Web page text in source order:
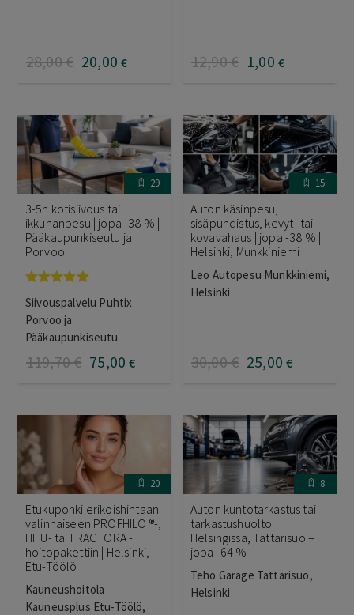
28,00€ 20,00 € 12,90€ 1,00 €
29
3-5h kotisiivous tai
ikkunanpesu | jopa -38 % |
Pääkaupunkiseutu ja
Porvoo
tuotteesta:
5.00/ 5
Siivouspalvelu Puhtix
Porvoo ja
Pääkaupunkiseutu
119,70€ 75,00 €
15
Auton käsinpesu,
sisäpuhdistus, kevyt- tai
kovavahaus | jopa -38 % |
Helsinki, Munkkiniemi
Leo Autopesu Munkkiniemi,
Helsinki
30,00€ 25,00 €
20
Etukuponki erikoishintaan
valinnaiseen PROFHILO ®-,
HIFU- tai FRACTORA -
hoitopakettiin | Helsinki,
Etu-Töölö
Kauneushoitola
Kauneusplus Etu-Töölö,
8
Auton kuntotarkastus tai
tarkastushuolto
Helsingissä, Tattarisuo –
jopa -64 %
Teho Garage Tattarisuo,
Helsinki